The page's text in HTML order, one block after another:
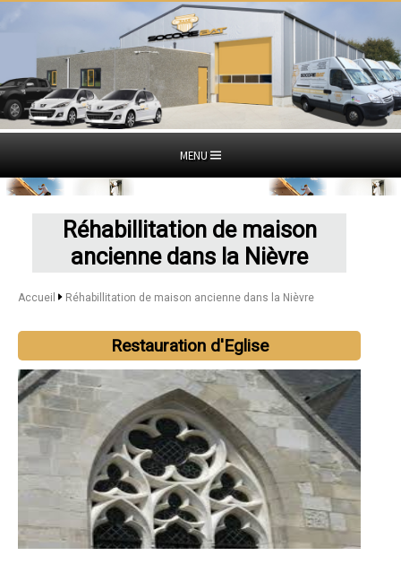
MENU
Réhabillitation de maison
ancienne dans la Nièvre
Accueil Réhabillitation de maison ancienne dans la Nièvre
Restauration d'Eglise